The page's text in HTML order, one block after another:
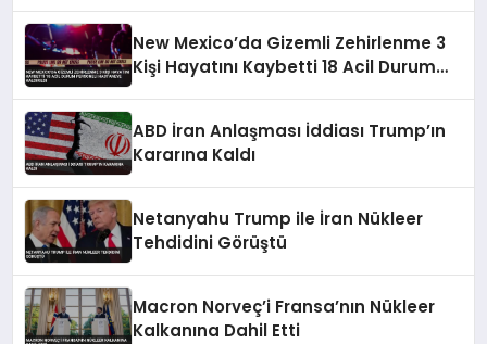
New Mexico’da Gizemli Zehirlenme 3
Kişi Hayatını Kaybetti 18 Acil Durum
ABD İran Anlaşması İddiası Trump’ın
Kararına Kaldı
Netanyahu Trump ile İran Nükleer
Tehdidini Görüştü
Macron Norveç’i Fransa’nın Nükleer
Kalkanına Dahil Etti